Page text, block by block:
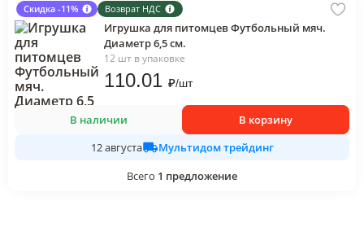
Скидка -11% Возврат НДС
Игрушка для питомцев Футбольный мяч.
Диаметр 6,5 см.
12 шт в упаковке
110.01 ₽/шт
В наличии
В корзину
12 августа
Мультидом трейдинг
Всего 1 предложение